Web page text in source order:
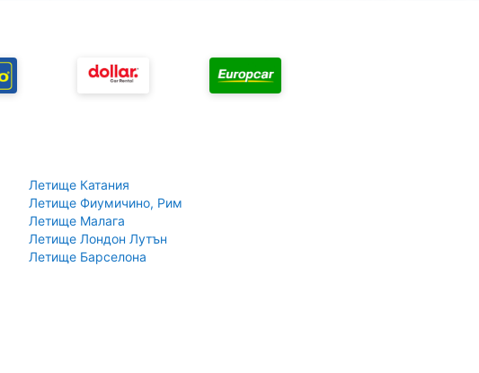
Летище Катания
Летище Фиумичино, Рим
Летище Малага
Летище Лондон Лутън
Летище Барселона